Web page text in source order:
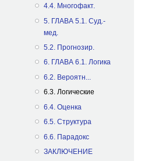
4.4. Многофакт.
5. ГЛАВА 5.1. Суд.-
мед.
5.2. Прогнозир.
6. ГЛАВА 6.1. Логика
6.2. Вероятн...
6.3. Логические
6.4. Оценка
6.5. Структура
6.6. Парадокс
ЗАКЛЮЧЕНИЕ